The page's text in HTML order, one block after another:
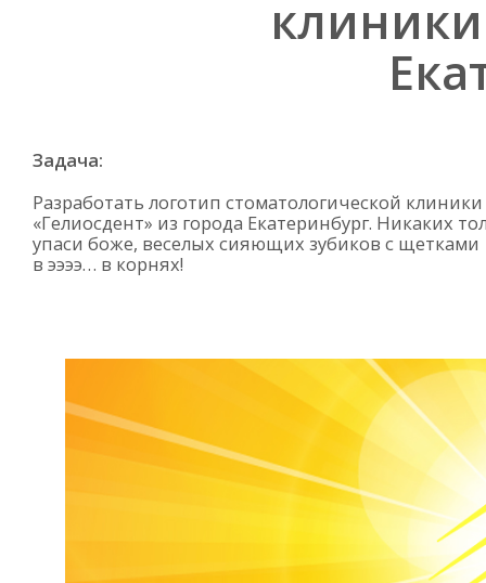
Задача:
Разработать логотип стоматологической клиники
«Гелиосдент» из города Екатеринбург. Никаких
упаси боже, веселых сияющих зубиков с щетками
в ээээ… в корнях!